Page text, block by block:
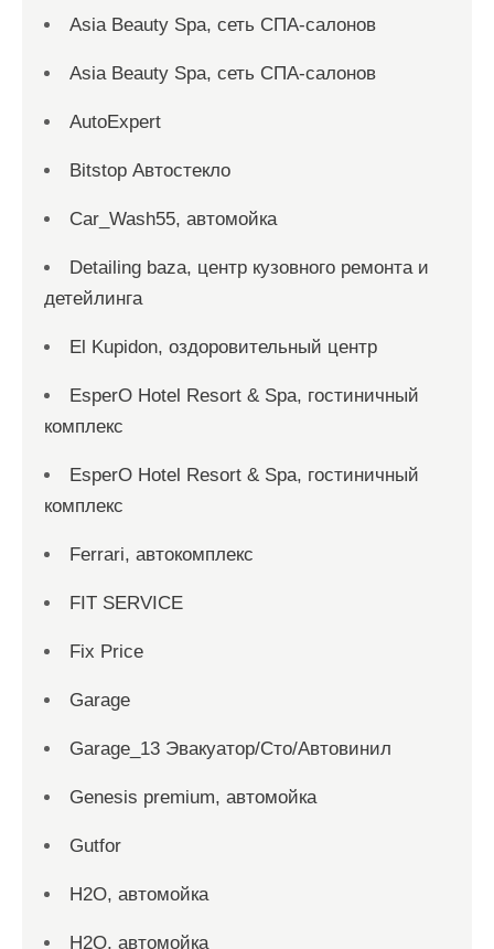
Asia Beauty Spa, сеть СПА-салонов
Asia Beauty Spa, сеть СПА-салонов
AutoExpert
Bitstop Автостекло
Car_Wash55, автомойка
Detailing baza, центр кузовного ремонта и
детейлинга
El Kupidon, оздоровительный центр
EsperO Hotel Resort & Spa, гостиничный
комплекс
EsperO Hotel Resort & Spa, гостиничный
комплекс
Ferrari, автокомплекс
FIT SERVICE
Fix Price
Garage
Garage_13 Эвакуатор/Сто/Автовинил
Genesis premium, автомойка
Gutfor
H2O, автомойка
H2O, автомойка